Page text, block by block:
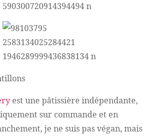
est une pâtissière indépendante,
sur commande et en
je ne suis pas végan, mais